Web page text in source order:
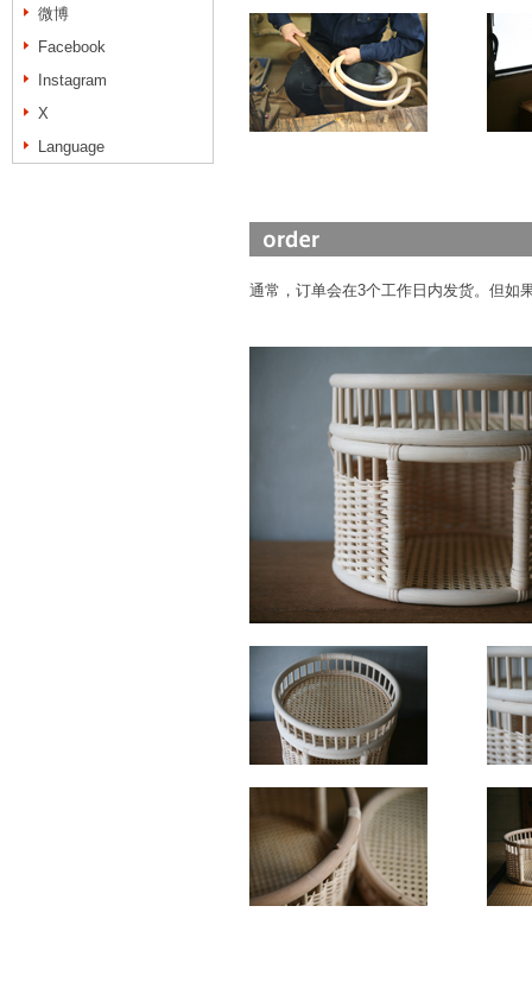
微博
Facebook
Instagram
X
Language
通常，订单会在3个工作日内发货。但如